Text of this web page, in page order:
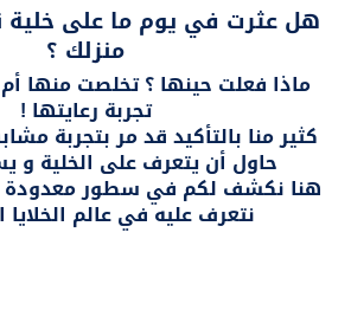
هل عثرت في يوم ما على
منزلك ؟
ماذا فعلت حينها ؟ تخلصت منها
تجربة رعايتها !
كثير منا بالتأكيد قد مر بتجربة
حاول أن يتعرف على الخلية و
هنا نكشف لكم في سطور معدودة
نتعرف عليه في عالم الخلايا